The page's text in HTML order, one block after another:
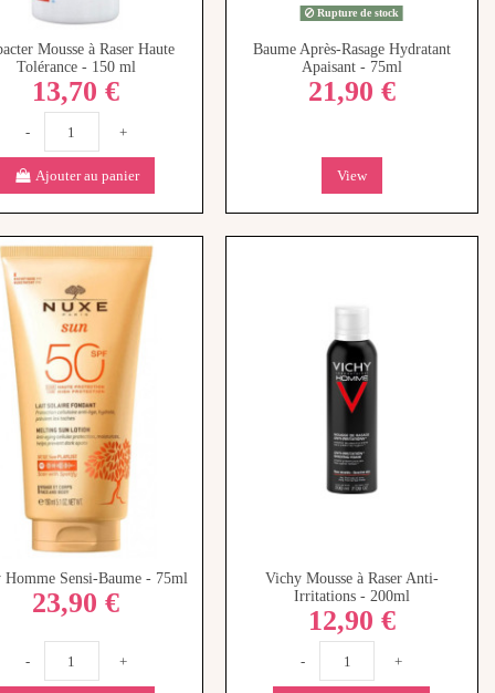
Mousse à Raser Haute
Tolérance - 150 ml
13,70 €
- +
Ajouter au panier
Rupture de stock
Baume Après-Rasage Hydratant
Apaisant - 75ml
21,90 €
View
Homme Sensi-Baume - 75ml
23,90 €
- +
Vichy Mousse à Raser Anti-
Irritations - 200ml
12,90 €
- +